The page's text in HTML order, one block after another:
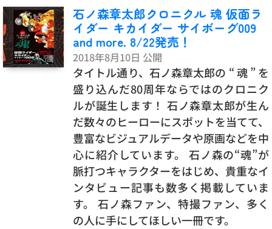
石ノ森章太郎クロニクル 魂 仮面ラ
イダー キカイダー サイボーグ009
and more. 8/22発売！
2018年8月10日 公開
タイトル通り、石ノ森章太郎の “ 魂 ” を
盛り込んだ80周年ならではのクロニク
ルが誕生します！ 石ノ森章太郎が生ん
だ数々のヒーローにスポットを当てて、
豊富なビジュアルデータや原画などを中
心に紹介しています。 石ノ森の“魂”が
脈打つキャラクターをはじめ、貴重なイ
ンタビュー記事も数多く掲載していま
す。 石ノ森ファン、特撮ファン、多く
の人に手にしてほしい一冊です。